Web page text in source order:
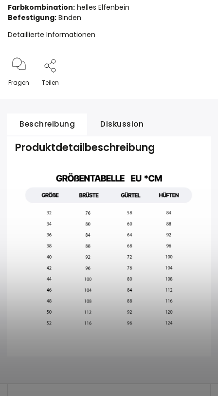
Farbkombination: helles Elfenbein
Befestigung: Binden
Detaillierte Informationen
Fragen Teilen
Beschreibung Diskussion
Produktdetailbeschreibung